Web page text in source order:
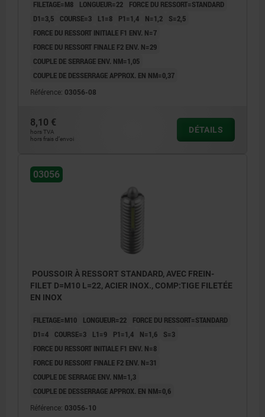
FILETAGE=M8 LONGUEUR=22
FORCE DU RESSORT=STANDARD
D1=3,5
COURSE=3 L1=8 P1=1,4 N=1,2
S=2,5
FORCE DU RESSORT INITIALE F1 ENV. N=7
FORCE DU RESSORT FINALE F2 ENV. N=29
COUPLE DE SERRAGE ENV. NM=1,05
COUPLE DE DESSERRAGE APPROX. EN NM=0,37
Référence: 03056-08
8,10 €
hors TVA
hors frais d’envoi
DÉTAILS
03056
POUSSOIR À RESSORT STANDARD, AVEC FREIN-
FILET D=M10 L=22, ACIER INOX., COMP:TIGE FILETÉE
EN INOX
FILETAGE=M10 LONGUEUR=22
FORCE DU RESSORT=STANDARD
D1=4
COURSE=3 L1=9 P1=1,4 N=1,6
S=3
FORCE DU RESSORT INITIALE F1 ENV. N=8
FORCE DU RESSORT FINALE F2 ENV. N=31
COUPLE DE SERRAGE ENV. NM=1,3
COUPLE DE DESSERRAGE APPROX. EN NM=0,6
Référence: 03056-10